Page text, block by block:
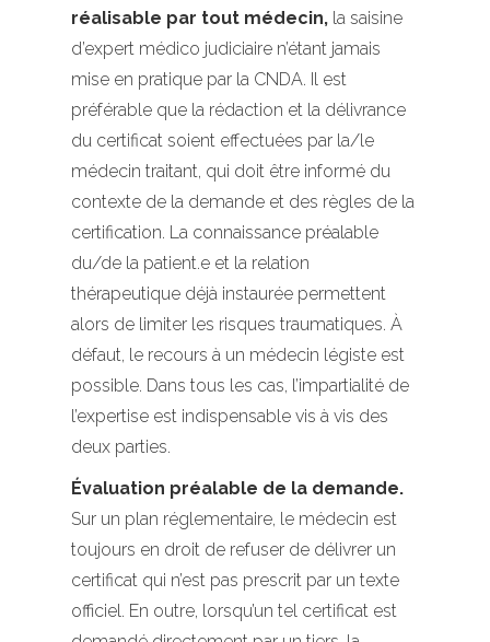
réalisable par tout médecin, la saisine
d’expert médico judiciaire n’étant jamais
mise en pratique par la CNDA. Il est
préférable que la rédaction et la délivrance
du certificat soient effectuées par la/le
médecin traitant, qui doit être informé du
contexte de la demande et des règles de la
certification. La connaissance préalable
du/de la patient.e et la relation
thérapeutique déjà instaurée permettent
alors de limiter les risques traumatiques. À
défaut, le recours à un médecin légiste est
possible. Dans tous les cas, l’impartialité de
l’expertise est indispensable vis à vis des
deux parties.
Évaluation préalable de la demande.
Sur un plan réglementaire, le médecin est
toujours en droit de refuser de délivrer un
certificat qui n’est pas prescrit par un texte
officiel. En outre, lorsqu’un tel certificat est